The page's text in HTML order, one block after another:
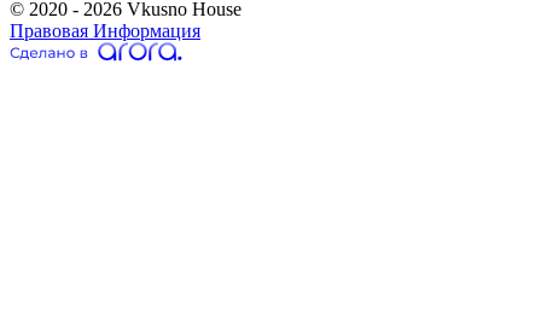
© 2020 - 2026 Vkusno House
Правовая Информация